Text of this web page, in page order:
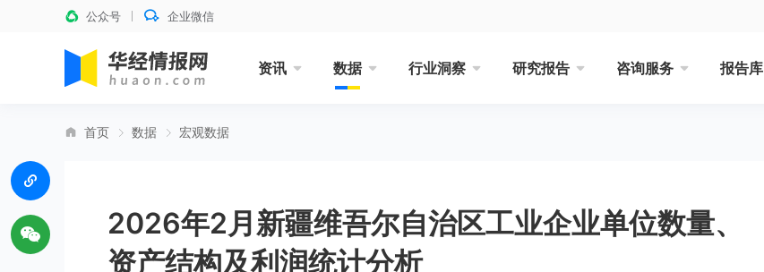
公众号 企业微信
资讯 数据 行业洞察 研究报告 咨询服务 报告库
首页 数据 宏观数据
2026年2月新疆维吾尔自治区工业企业单位数量、
资产结构及利润统计分析